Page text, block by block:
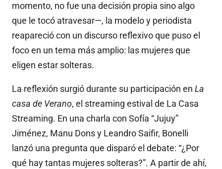
momento, no fue una decisión propia sino algo
que le tocó atravesar—, la modelo y periodista
reapareció con un discurso reflexivo que puso el
foco en un tema más amplio: las mujeres que
eligen estar solteras.
La reflexión surgió durante su participación en La
casa de Verano, el streaming estival de La Casa
Streaming. En una charla con Sofía “Jujuy”
Jiménez, Manu Dons y Leandro Saifir, Bonelli
lanzó una pregunta que disparó el debate: “¿Por
qué hay tantas mujeres solteras?”. A partir de ahí,